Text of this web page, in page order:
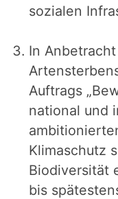
sozialen
In
Auftrags
national und
Klimaschutz
Biodiversität
bis